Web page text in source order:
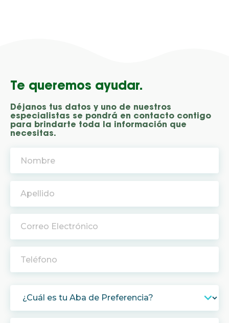
Te queremos ayudar.
Déjanos tus datos y uno de nuestros
especialistas se pondrá en contacto contigo
para brindarte toda la información que
necesitas.